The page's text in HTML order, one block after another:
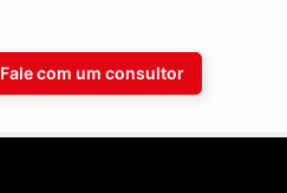
Fale com um consultor